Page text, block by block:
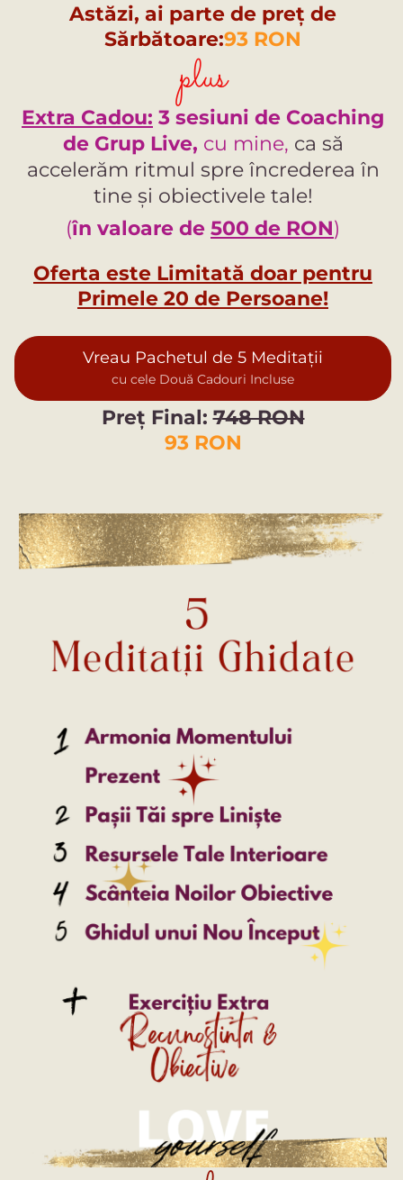
Astăzi, ai parte de preț de
Sărbătoare:93 RON
plus
Extra Cadou: 3 sesiuni de Coaching
de Grup Live, cu mine, ca să
accelerăm ritmul spre încrederea în
tine și obiectivele tale!
(în valoare de 500 de RON)
Oferta este Limitată doar pentru
Primele 20 de Persoane!
Vreau Pachetul de 5 Meditații
cu cele Două Cadouri Incluse
Preț Final:748 RON
93 RON